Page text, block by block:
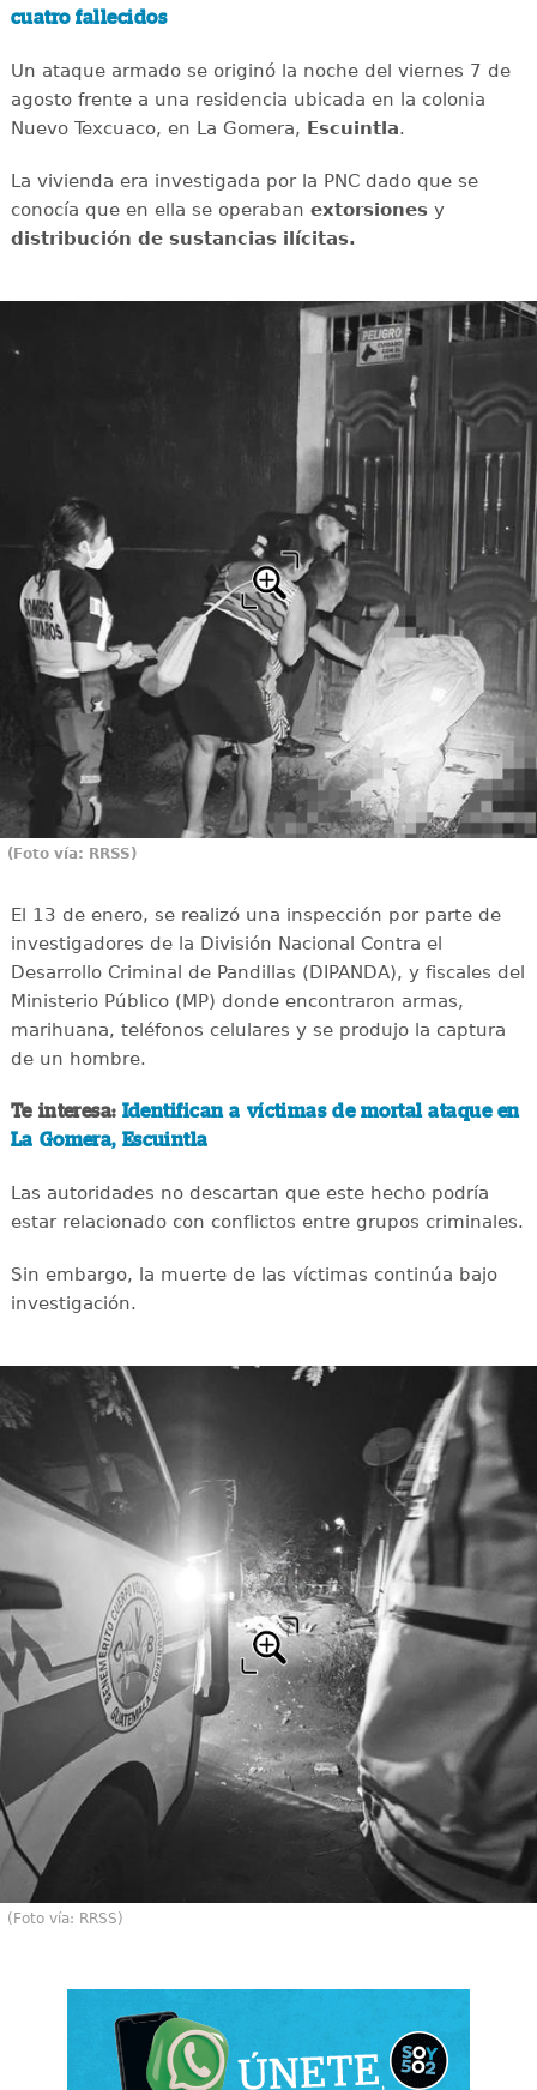
cuatro fallecidos
Un ataque armado se originó la noche del viernes 7 de
agosto frente a una residencia ubicada en la colonia
Nuevo Texcuaco, en La Gomera, Escuintla.
La vivienda era investigada por la PNC dado que se
conocía que en ella se operaban extorsionesy
distribución de sustancias ilícitas.
(Foto vía: RRSS)
El 13 de enero, se realizó una inspección por parte de
investigadores de la División Nacional Contra el
Desarrollo Criminal de Pandillas (DIPANDA), y fiscales del
Ministerio Público (MP) donde encontraron armas,
marihuana, teléfonos celulares y se produjo la captura
de un hombre.
Te interesa: Identifican a víctimas de mortal ataque en
La Gomera, Escuintla
Las autoridades no descartan que este hecho podría
estar relacionado con conflictos entre grupos criminales.
Sin embargo, la muerte de las víctimas continúa bajo
investigación.
(Foto vía: RRSS)